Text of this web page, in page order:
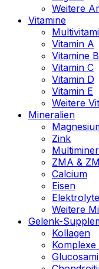
Weitere
Vitamine
Vitamin A
Vitamine B
Vitamin C
Vitamin D
Vitamin E
Weitere
Mineralien
Zink
ZMA &
Calcium
Eisen
Elektrolyte
Weitere
Gelenk-
Kollagen